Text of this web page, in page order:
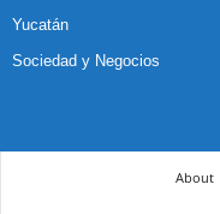
Yucatán
Sociedad y Negocios
About